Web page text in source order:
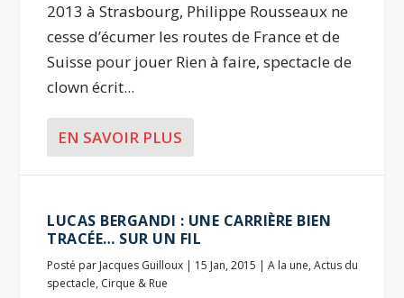
2013 à Strasbourg, Philippe Rousseaux ne
cesse d’écumer les routes de France et de
Suisse pour jouer Rien à faire, spectacle de
clown écrit...
EN SAVOIR PLUS
LUCAS BERGANDI : UNE CARRIÈRE BIEN
TRACÉE… SUR UN FIL
Posté par Jacques Guilloux | 15 Jan, 2015 |A la une,Actus du
spectacle, Cirque & Rue